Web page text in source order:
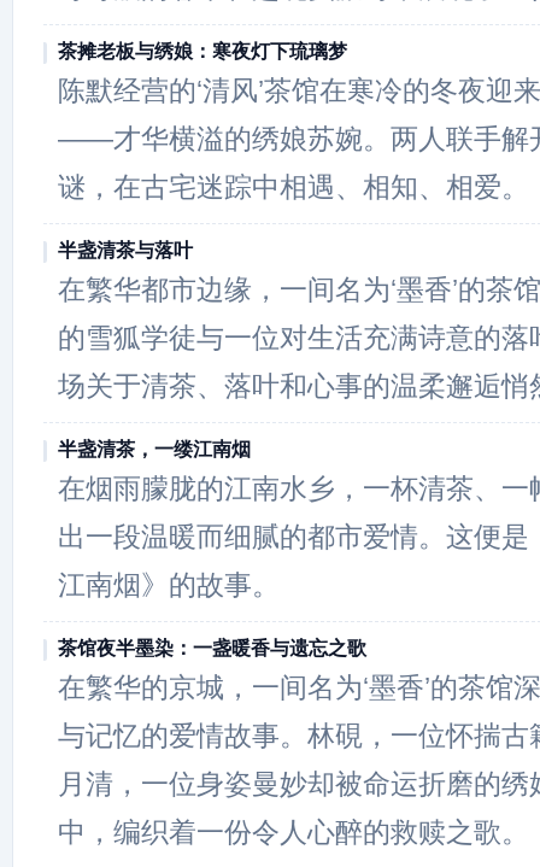
茶摊老板与绣娘：寒夜灯下琉璃梦
陈默经营的‘清风’茶馆在寒冷的冬夜迎
——才华横溢的绣娘苏婉。两人联手解
谜，在古宅迷踪中相遇、相知、相爱。
半盏清茶与落叶
在繁华都市边缘，一间名为‘墨香’的茶
的雪狐学徒与一位对生活充满诗意的
场关于清茶、落叶和心事的温柔邂逅悄
半盏清茶，一缕江南烟
在烟雨朦胧的江南水乡，一杯清茶、一
出一段温暖而细腻的都市爱情。这便
江南烟》的故事。
茶馆夜半墨染：一盏暖香与遗忘之歌
在繁华的京城，一间名为‘墨香’的茶馆
与记忆的爱情故事。林硯，一位怀揣古
月清，一位身姿曼妙却被命运折磨的
中，编织着一份令人心醉的救赎之歌。